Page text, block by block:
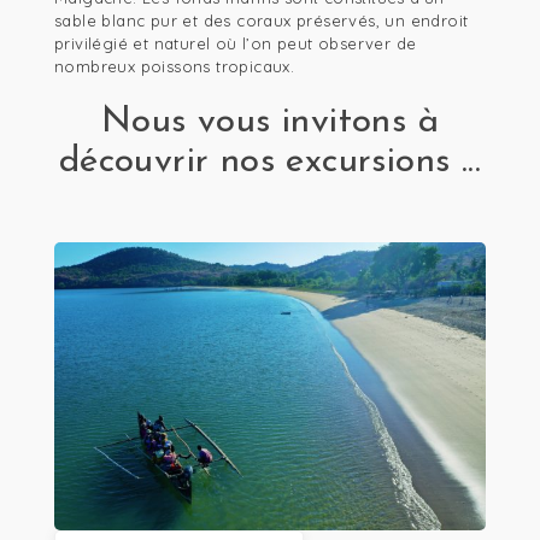
sable blanc pur et des coraux préservés, un endroit
privilégié et naturel où l’on peut observer de
nombreux poissons tropicaux.
Nous vous invitons à
découvrir nos excursions ...